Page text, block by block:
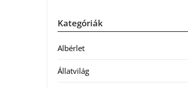
Kategóriák
Albérlet
Állatvilág